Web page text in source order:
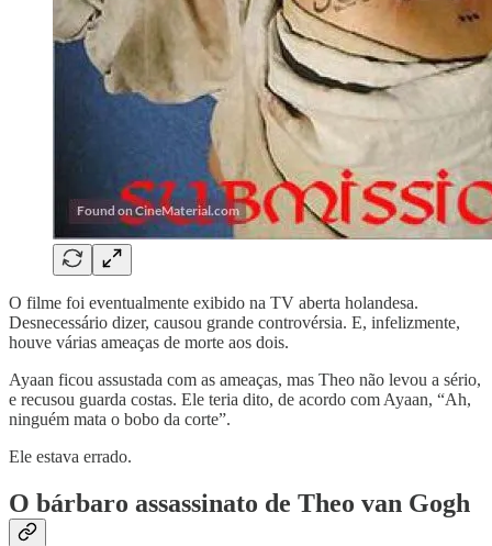
O filme foi eventualmente exibido na TV aberta holandesa.
Desnecessário dizer, causou grande controvérsia. E, infelizmente,
houve várias ameaças de morte aos dois.
Ayaan ficou assustada com as ameaças, mas Theo não levou a sério,
e recusou guarda costas. Ele teria dito, de acordo com Ayaan, “Ah,
ninguém mata o bobo da corte”.
Ele estava errado.
O bárbaro assassinato de Theo van Gogh